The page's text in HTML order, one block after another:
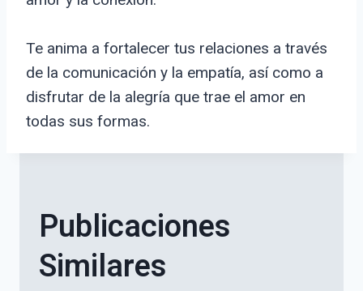
Te anima a fortalecer tus relaciones a través
de la comunicación y la empatía, así como a
disfrutar de la alegría que trae el amor en
todas sus formas.
Publicaciones
Similares